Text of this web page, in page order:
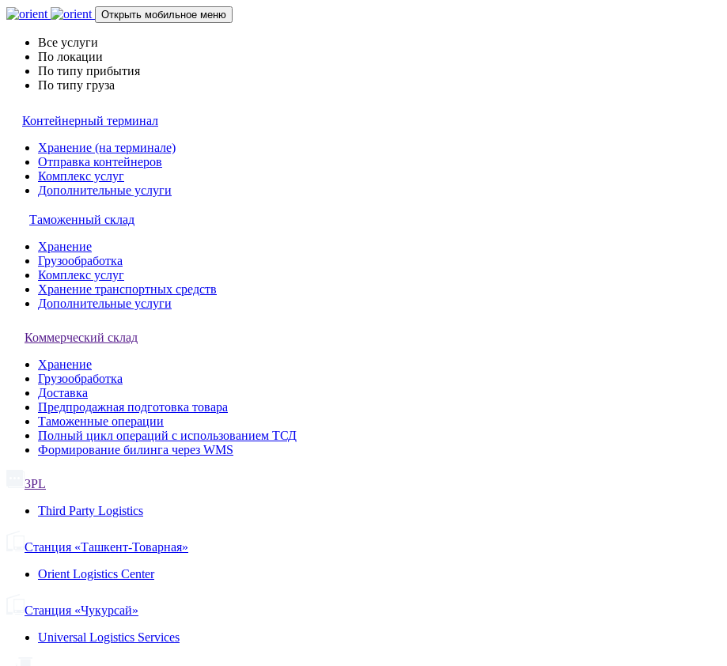
Открыть мобильное меню
Все услуги
По локации
По типу прибытия
По типу груза
Контейнерный терминал
Хранение (на терминале)
Отправка контейнеров
Комплекс услуг
Дополнительные услуги
Таможенный склад
Хранение
Грузообработка
Комплекс услуг
Хранение транспортных средств
Дополнительные услуги
Коммерческий склад
Хранение
Грузообработка
Доставка
Предпродажная подготовка товара
Таможенные операции
Полный цикл операций с использованием ТСД
Формирование билинга через WMS
3PL
Third Party Logistics
Станция «Ташкент-Товарная»
Orient Logistics Center
Станция «Чукурсай»
Universal Logistics Services